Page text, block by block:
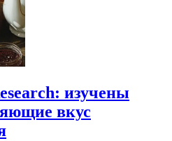
изучены
вкус